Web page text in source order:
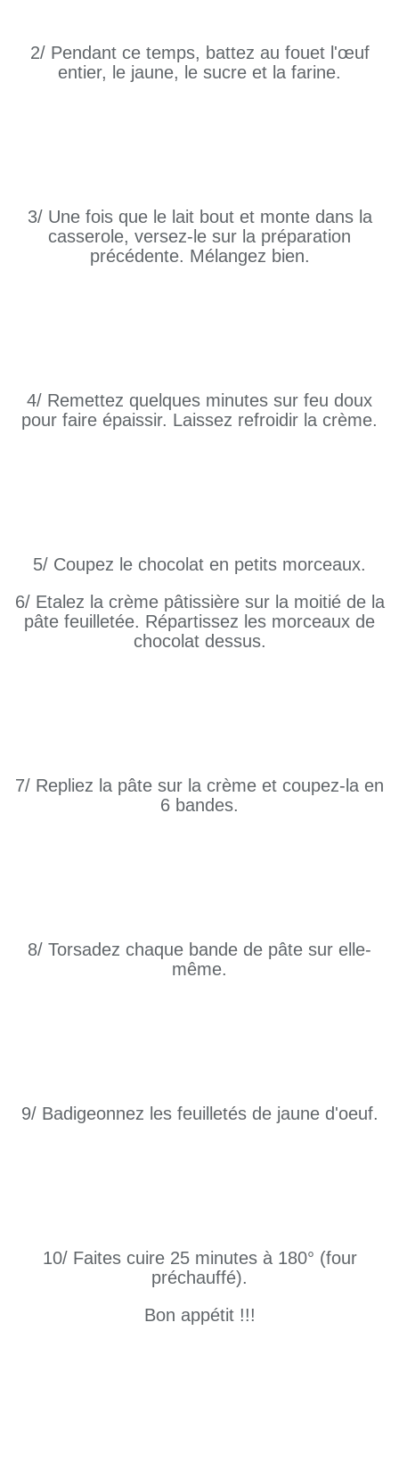
2/ Pendant ce temps, battez au fouet l'œuf
entier, le jaune, le sucre et la farine.
3/ Une fois que le lait bout et monte dans la
casserole, versez-le sur la préparation
précédente. Mélangez bien.
4/ Remettez quelques minutes sur feu doux
pour faire épaissir. Laissez refroidir la crème.
5/ Coupez le chocolat en petits morceaux.
6/ Etalez la crème pâtissière sur la moitié de la
pâte feuilletée. Répartissez les morceaux de
chocolat dessus.
7/ Repliez la pâte sur la crème et coupez-la en
6 bandes.
8/ Torsadez chaque bande de pâte sur elle-
même.
9/ Badigeonnez les feuilletés de jaune d'oeuf.
10/ Faites cuire 25 minutes à 180° (four
préchauffé).
Bon appétit !!!